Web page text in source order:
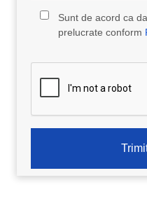
Sunt de acord ca
prelucrate conform